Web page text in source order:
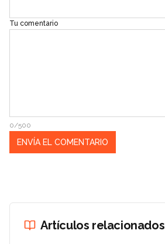
Tu comentario
0/500
Artículos relacionados